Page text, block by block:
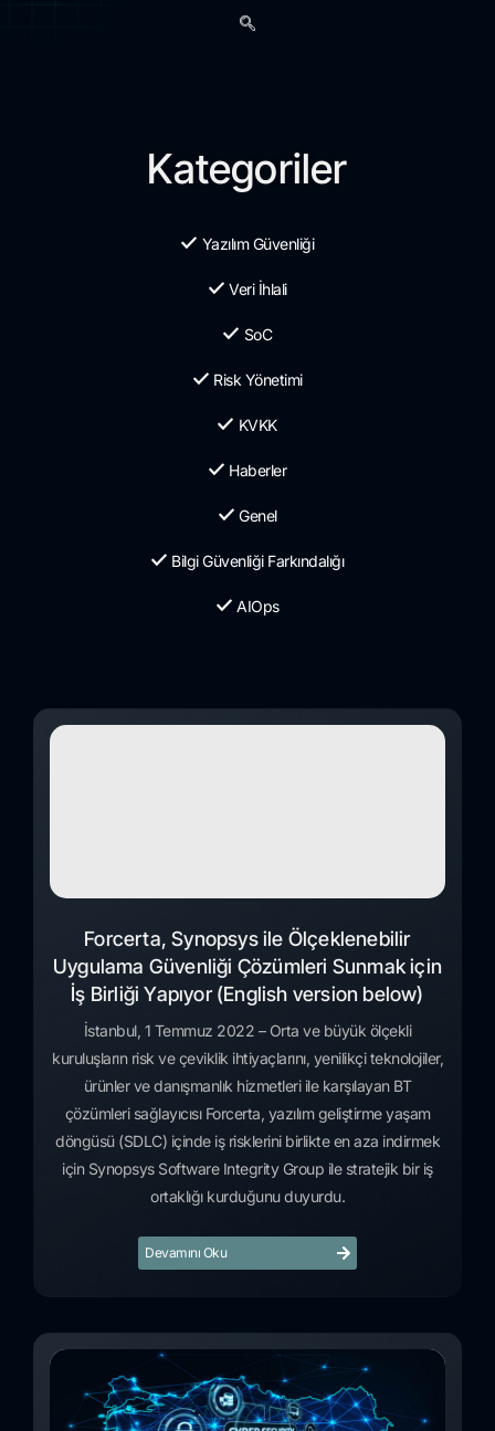
Kategoriler
Yazılım Güvenliği
Veri İhlali
SoC
Risk Yönetimi
KVKK
Haberler
Genel
Bilgi Güvenliği Farkındalığı
AIOps
Forcerta, Synopsys ile Ölçeklenebilir
Uygulama Güvenliği Çözümleri Sunmak için
İş Birliği Yapıyor (English version below)
İstanbul, 1 Temmuz 2022 – Orta ve büyük ölçekli
kuruluşların risk ve çeviklik ihtiyaçlarını, yenilikçi teknolojiler,
ürünler ve danışmanlık hizmetleri ile karşılayan BT
çözümleri sağlayıcısı Forcerta, yazılım geliştirme yaşam
döngüsü (SDLC) içinde iş risklerini birlikte en aza indirmek
için Synopsys Software Integrity Group ile stratejik bir iş
ortaklığı kurduğunu duyurdu.
Devamını Oku